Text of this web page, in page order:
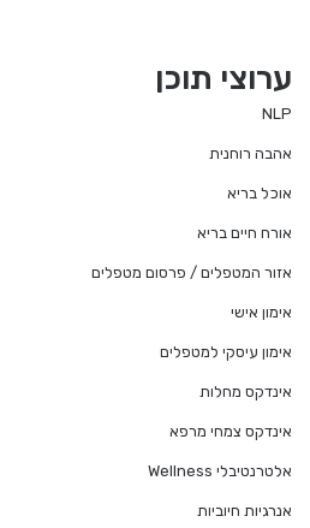
ערוצי תוכן
NLP
אהבה רוחנית
אוכל בריא
אורח חיים בריא
אזור המטפלים / פרסום מטפלים
אימון אישי
אימון עיסקי למטפלים
אינדקס מחלות
אינדקס צמחי מרפא
אלטרנטיבלי Wellness
אנרגיות חיוביות